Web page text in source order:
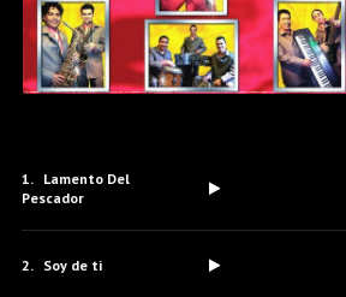
Lamento Del
Pescador
Soy de ti